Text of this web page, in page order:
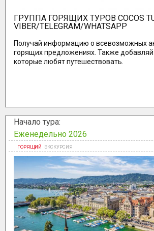
ГРУППА ГОРЯЩИХ ТУРОВ COCOS
VIBER/TELEGRAM/WHATSAPP
Получай информацию о всевозможных
горящих предложениях. Также добавляй
которые любят путешествовать.
Начало тура:
Еженедельно 2026